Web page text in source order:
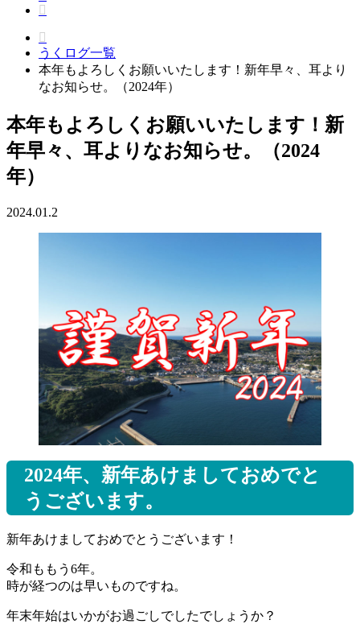
うくログ一覧
本年もよろしくお願いいたします！新年早々、耳より
なお知らせ。（2024年）
本年もよろしくお願いいたします！新
年早々、耳よりなお知らせ。（2024
年）
2024.01.2
2024年、新年あけましておめでと
うございます。
新年あけましておめでとうございます！
令和ももう6年。
時が経つのは早いものですね。
年末年始はいかがお過ごしでしたでしょうか？